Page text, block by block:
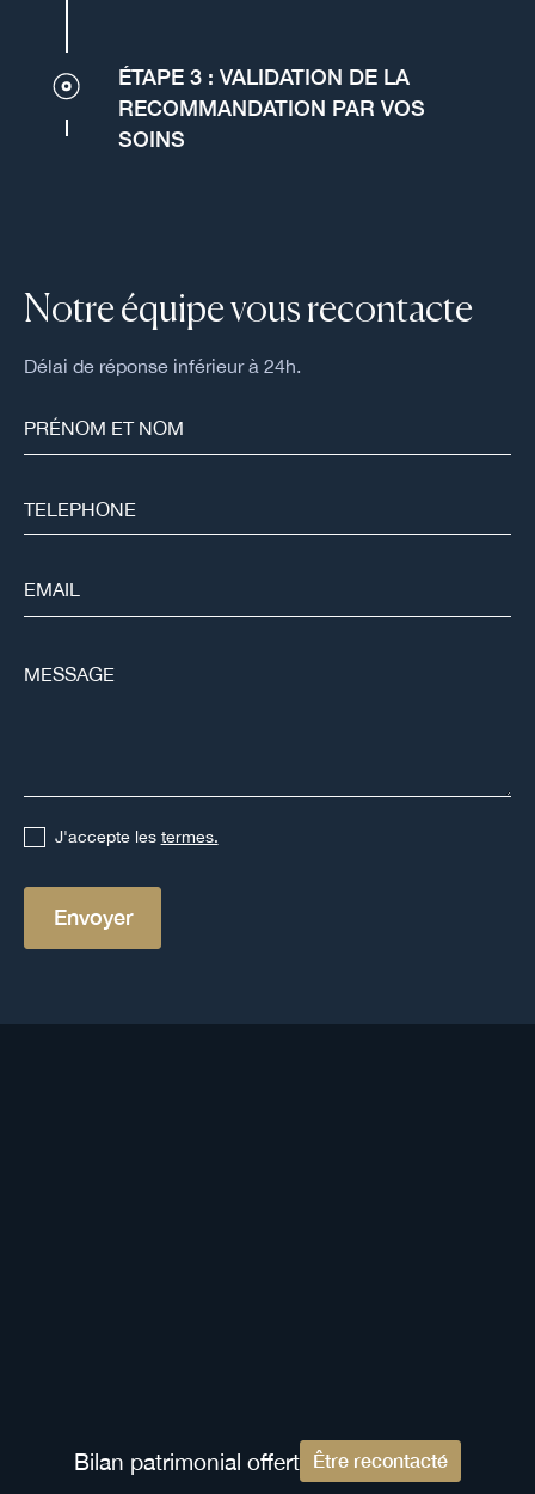
ÉTAPE 3 : VALIDATION DE LA
RECOMMANDATION PAR VOS
SOINS
Notre équipe vous recontacte
Délai de réponse inférieur à 24h.
J'accepte les termes.
Comment ouvrir un compte en Suisse
Bilan patrimonial offert Être recontacté